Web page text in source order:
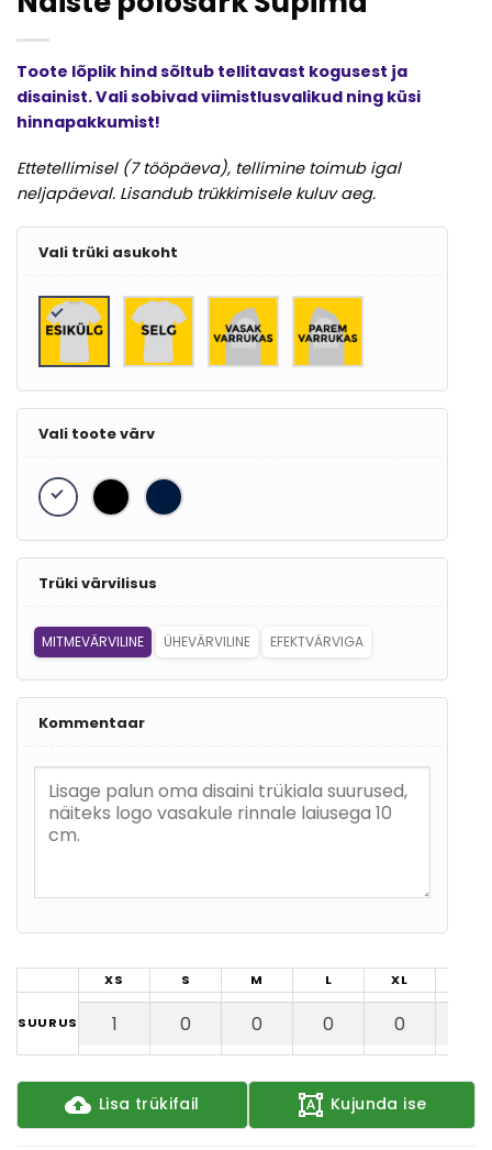
Toote lõplik hind sõltub tellitavast kogusest ja
disainist. Vali sobivad viimistlusvalikud ning küsi
hinnapakkumist!
Ettetellimisel (7 tööpäeva), tellimine toimub igal
neljapäeval. Lisandub trükkimisele kuluv aeg.
Vali trüki asukoht
Vali toote värv
Trüki värvilisus
MITMEVÄRVILINE ÜHEVÄRVILINE EFEKTVÄRVIGA
Kommentaar
XS S M L XL
SUURUS
Lisa trükifail Kujunda ise